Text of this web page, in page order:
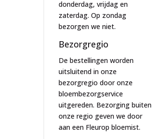
donderdag, vrijdag en
zaterdag. Op zondag
bezorgen we niet.
Bezorgregio
De bestellingen worden
uitsluitend in onze
bezorgregio door onze
bloembezorgservice
uitgereden. Bezorging buiten
onze regio geven we door
aan een Fleurop bloemist.